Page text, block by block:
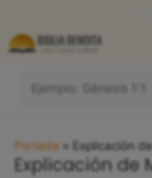
contenido
Portada » Explicación
Explicación de